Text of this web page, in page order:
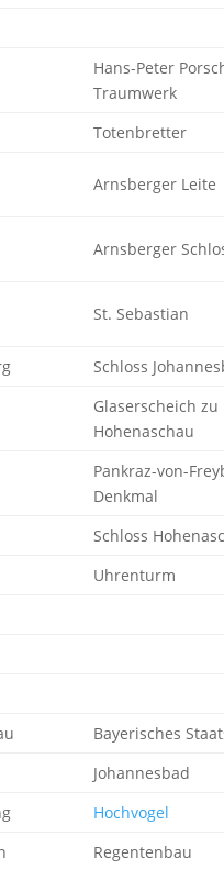
Hans-Peter
Traumwerk
Totenbretter
Arnsberger Leite
Arnsberger
St. Sebastian
Schloss
Glaserscheich zu
Hohenaschau
Pankraz-von-
Denkmal
Schloss
Uhrenturm
Bayerisches
Johannesbad
Hochvogel
Regentenbau